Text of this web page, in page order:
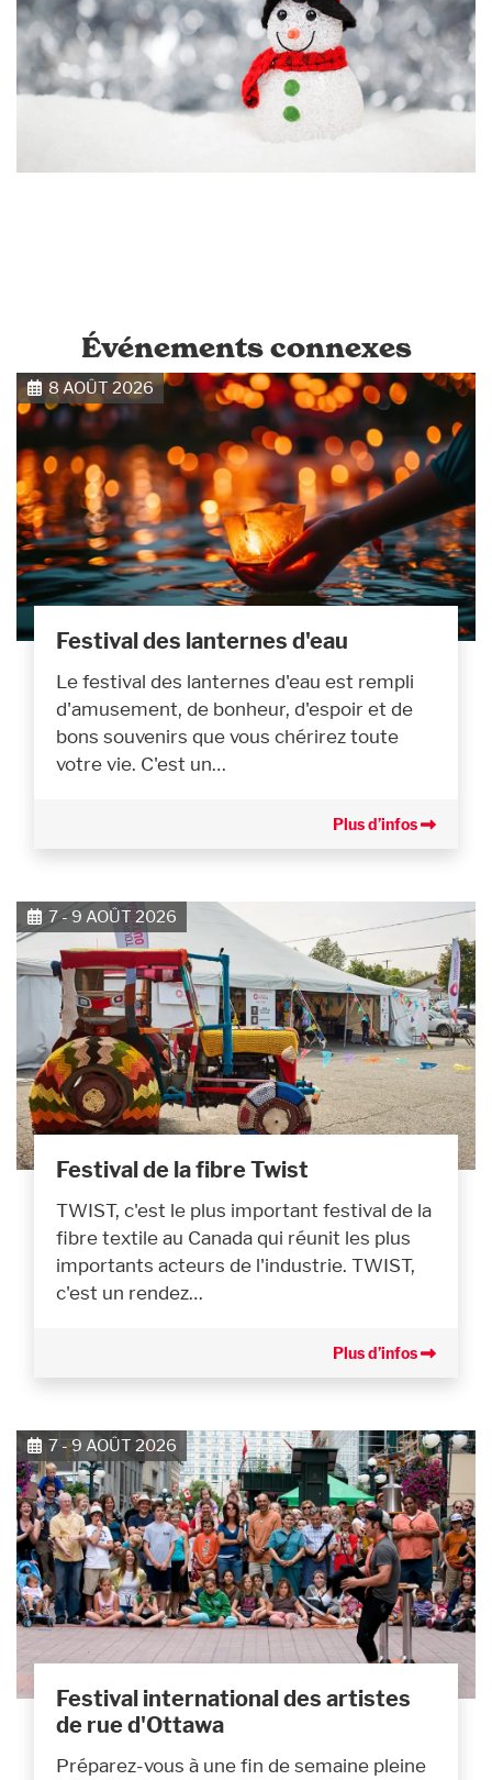
Événements connexes
8 AOÛT 2026
Festival des lanternes d'eau
Le festival des lanternes d'eau est rempli
d'amusement, de bonheur, d'espoir et de
bons souvenirs que vous chérirez toute
votre vie. C'est un…
Plus d’infos
7 - 9 AOÛT 2026
Festival de la fibre Twist
TWIST, c'est le plus important festival de la
fibre textile au Canada qui réunit les plus
importants acteurs de l'industrie. TWIST,
c'est un rendez…
Plus d’infos
7 - 9 AOÛT 2026
Festival international des artistes
de rue d'Ottawa
Préparez-vous à une fin de semaine pleine